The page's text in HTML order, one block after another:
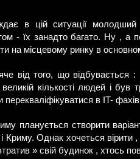
в цій ситуації
- їх занадто багато. Ну , а
на місцевому ринку в
від того, що відбувається
великій кількості людей і
перекваліфікуватися в IT-
планується створити
і Криму. Однак хочеться
» свій будинок , хтось